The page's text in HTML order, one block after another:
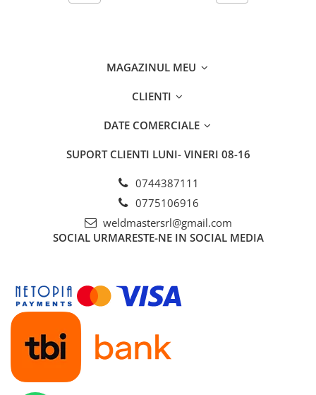
MAGAZINUL MEU
CLIENTI
DATE COMERCIALE
SUPORT CLIENTI LUNI- VINERI 08-16
0744387111
0775106916
weldmastersrl@gmail.com
SOCIAL URMARESTE-NE IN SOCIAL MEDIA